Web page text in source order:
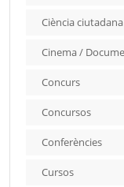
Ciència ciutadana
Cinema /
Concurs
Concursos
Conferències
Cursos